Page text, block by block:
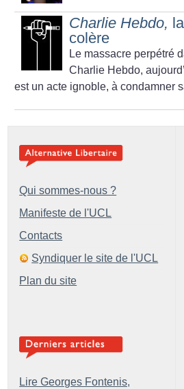
Charlie Hebdo,
colère
Le massacre perpétré
Charlie Hebdo,
est un acte ignoble, à condamner
Qui sommes-nous ?
Manifeste de l'UCL
Contacts
Syndiquer le site de l'UCL
Plan du site
Lire Georges Fontenis,